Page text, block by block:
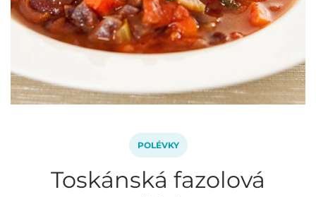
POLÉVKY
Toskánská fazolová